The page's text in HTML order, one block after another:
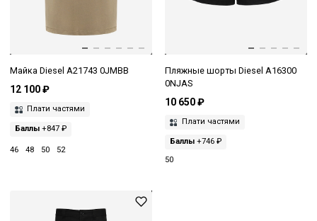
Майка Diesel A21743 0JMBB
12 100 ₽
Плати частями
Баллы +847 ₽
46 48 50 52
Пляжные шорты Diesel A16300
0NJAS
10 650 ₽
Плати частями
Баллы+746 ₽
50